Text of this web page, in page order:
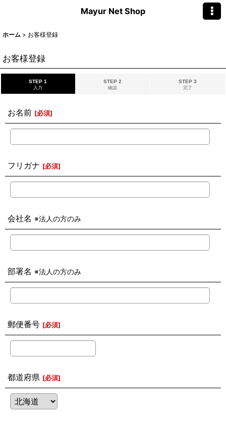
Mayur Net Shop
ホーム > お客様登録
お客様登録
STEP 1
入力
STEP 2
確認
STEP 3
完了
お名前 [必須]
フリガナ [必須]
会社名 ※法人の方のみ
部署名 ※法人の方のみ
郵便番号 [必須]
都道府県 [必須]